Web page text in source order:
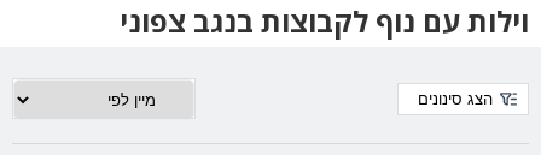
וילות עם נוף לקבוצות בנגב צפוני
הצג סינונים